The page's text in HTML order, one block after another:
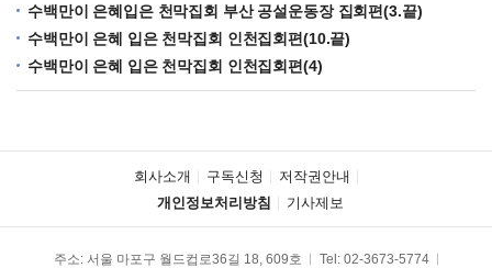
수백만이 은혜입은 천막집회 부산 공설운동장 집회편(3.끝)
수백만이 은혜 입은 천막집회 인천집회편(10.끝)
수백만이 은혜 입은 천막집회 인천집회편(4)
회사소개 구독신청
저작권안내
개인정보처리방침
기사제보
주소: 서울 마포구 월드컵로36길 18, 609호 Tel: 02-3673-5774